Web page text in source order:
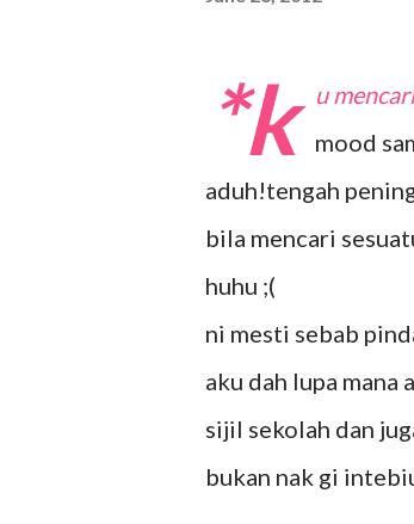
*k
u
mood
aduh!tengah
bila mencari
huhu ;(
ni mesti sebab
aku dah lupa
sijil sekolah dan
bukan nak gi